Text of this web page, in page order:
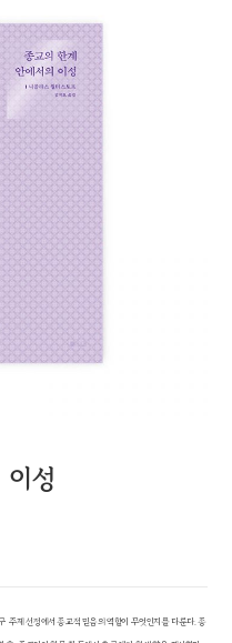
성
주제 선정에서 종교적 믿음의 역할이 무엇인지를 다룬다. 종